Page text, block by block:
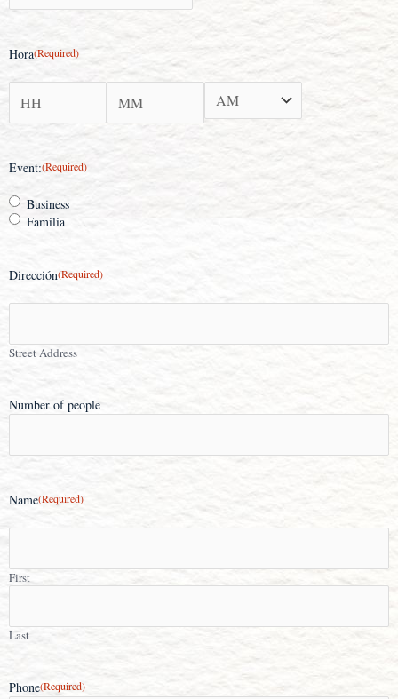
DD
YYYY
Hora(Required)
Event:(Required)
Business
Familia
Dirección(Required)
Street Address
Number of people
Name(Required)
First
Last
Phone(Required)